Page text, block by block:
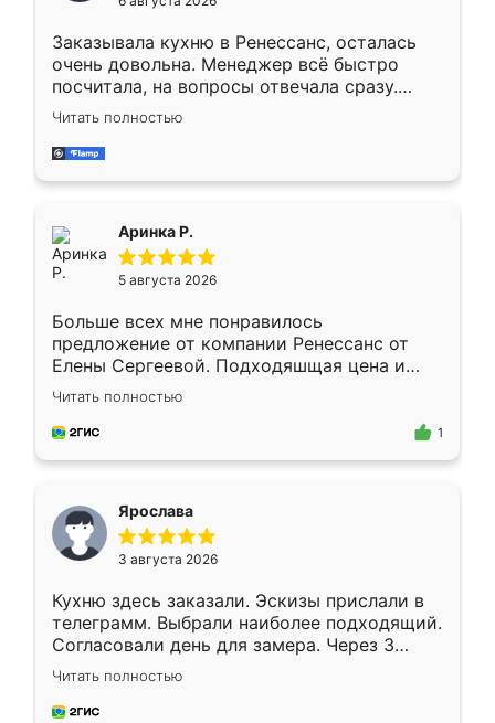
мебели буду заказывать только здесь.
Заказывала кухню в Ренессанс, осталась
очень довольна. Менеджер всё быстро
посчитала, на вопросы отвечала сразу.
Замерщик приехал в субботу, подошёл к
делу со всей ответственностью. Собрали
за день, ребята работали аккуратно, даже
Читать полностью
Аринка Р.
5 августа 2026
Больше всех мне понравилось
предложение от компании Ренессанс от
Елены Сергеевой. Подходяшщая цена и
короткие сроки изготовления. Приехавший
для замера сотрудник Владислав
предложил по моему эскизу самый
Читать полностью
1
Ярослава
3 августа 2026
Кухню здесь заказали. Эскизы прислали в
телеграмм. Выбрали наиболее подходящий.
Согласовали день для замера. Через 3
недели кухня была уже готова. Остались
довольны работой. Спасибо Ренессанс
мебель за качественную работу!
Читать полностью